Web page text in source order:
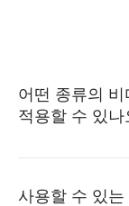
어떤 종류의
적용할 수 있나
사용할 수 있